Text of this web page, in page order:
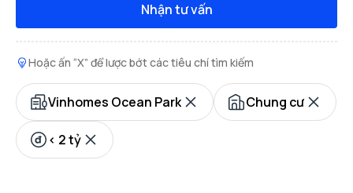
Nhận tư vấn
Hoặc ấn “X” để lược bớt các tiêu chí tìm kiếm
Vinhomes Ocean Park Chung cư
< 2 tỷ